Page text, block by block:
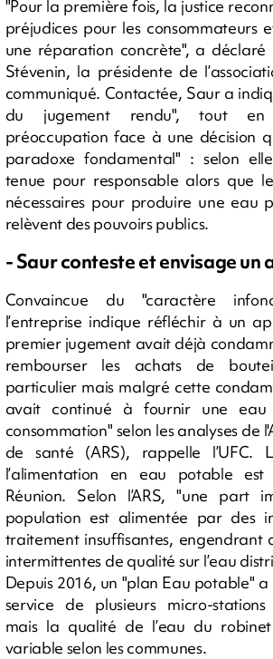
"Pour la première fois, la justice
préjudices pour les consommateurs
une réparation concrète", a déclaré
Stévenin, la présidente de
communiqué. Contactée, Saur a
du jugement rendu", tout en
préoccupation face à une décision
paradoxe fondamental" : selon
tenue pour responsable alors que
nécessaires pour produire une eau
relèvent des pouvoirs publics.
- Saur conteste et envisage un
Convaincue du "caractère
l’entreprise indique réfléchir à un
premier jugement avait déjà
rembourser les achats de
particulier mais malgré cette
avait continué à fournir une
consommation" selon les analyses de
de santé (ARS), rappelle l’UFC.
l’alimentation en eau potable
Réunion. Selon l’ARS, "une part
population est alimentée par des
traitement insuffisantes, engendrant
intermittentes de qualité sur l’eau
Depuis 2016, un "plan Eau potable" a
service de plusieurs micro-stations
mais la qualité de l’eau du
variable selon les communes.